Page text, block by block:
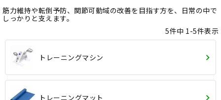
筋力維持や転倒予防、関節可動域の改善を目指す方を、日常の中で
しっかりと支えます。
5件中 1-5件表示
トレーニングマシン
トレーニングマット